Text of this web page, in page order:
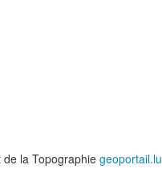
la Topographie geoportail.lu